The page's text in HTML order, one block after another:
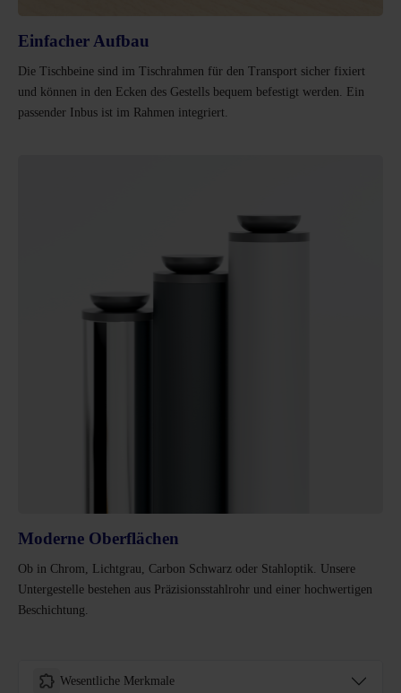
Einfacher Aufbau
Die Tischbeine sind im Tischrahmen für den Transport sicher fixiert
und können in den Ecken des Gestells bequem befestigt werden. Ein
passender Inbus ist im Rahmen integriert.
Moderne Oberflächen
Ob in Chrom, Lichtgrau, Carbon Schwarz oder Stahloptik. Unsere
Untergestelle bestehen aus Präzisionsstahlrohr und einer hochwertigen
Beschichtung.
Wesentliche Merkmale